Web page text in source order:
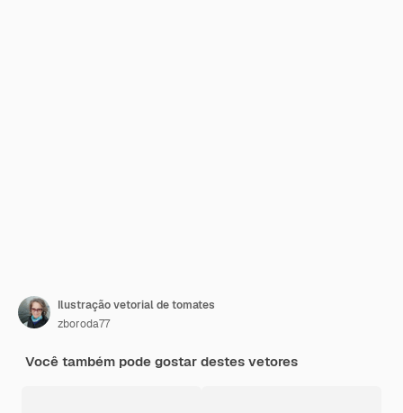
Ilustração vetorial de tomates
zboroda77
Você também pode gostar destes vetores